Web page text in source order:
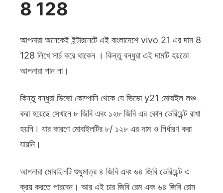
8 128
আপনারা অনেকেই ইন্টারনেটে এই বাংলাদেশে vivo 21 এর দাম 8
128 লিখে সার্চ করে থাকেন । কিন্তু বন্ধুরা এই দামটি হয়তো
আপনারা পান না।
কিন্তু বন্ধুরা ভিভো কোম্পানি থেকে যে ভিভো y21 মোবাইল লঞ্চ
করা হয়েছে সেখানে ৮ জিবি এবং ১২৮ জিবি এর কোন ভেরিয়েন্ট রাখা
হয়নি। যার কারণে মোবাইলটির ৮/ ১২৮ এর দাম ও নির্ধারণ করা
যায়নি।
আপনারা মোবাইলটি শুধুমাত্র ৪ জিবি এবং ৬৪ জিবি ভেরিয়েন্ট এ
ক্রয় করতে পারবেন। আর এই চার জিবি রেম এবং ৬৪ জিবি রোম